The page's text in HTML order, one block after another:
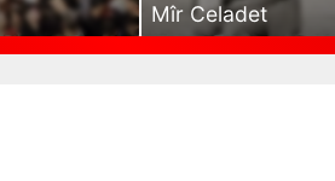
Mîr Celadet